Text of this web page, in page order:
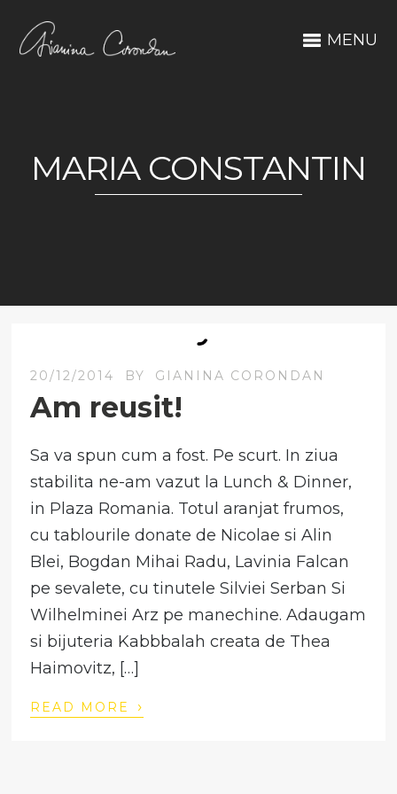
MENU
MARIA CONSTANTIN
20/12/2014 BY GIANINA CORONDAN
Am reusit!
Sa va spun cum a fost. Pe scurt. In ziua
stabilita ne-am vazut la Lunch & Dinner,
in Plaza Romania. Totul aranjat frumos,
cu tablourile donate de Nicolae si Alin
Blei, Bogdan Mihai Radu, Lavinia Falcan
pe sevalete, cu tinutele Silviei Serban Si
Wilhelminei Arz pe manechine. Adaugam
si bijuteria Kabbbalah creata de Thea
Haimovitz, […]
READ MORE ›